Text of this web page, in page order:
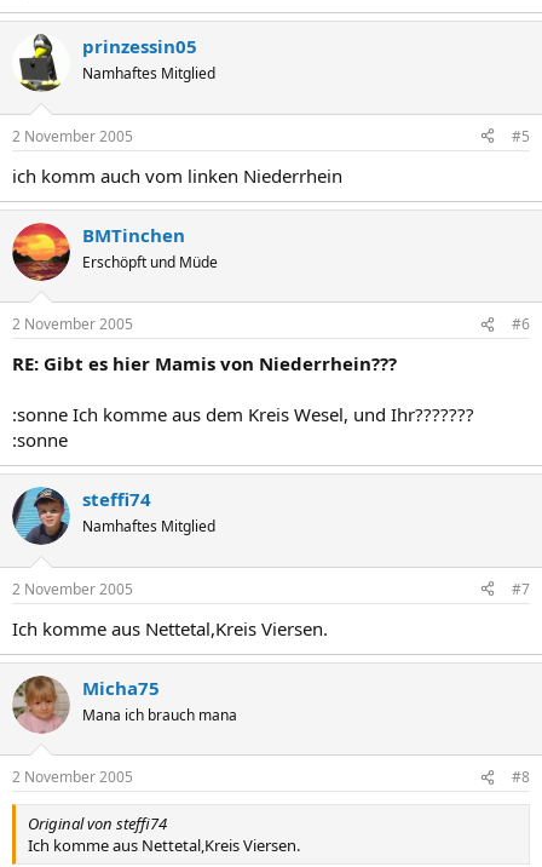
prinzessin05
Namhaftes Mitglied
2 November 2005 #5
ich komm auch vom linken Niederrhein
BMTinchen
Erschöpft und Müde
2 November 2005 #6
RE: Gibt es hier Mamis von Niederrhein???
:sonne Ich komme aus dem Kreis Wesel, und Ihr???????
:sonne
steffi74
Namhaftes Mitglied
2 November 2005 #7
Ich komme aus Nettetal,Kreis Viersen.
Micha75
Mana ich brauch mana
2 November 2005 #8
Original von steffi74
Ich komme aus Nettetal,Kreis Viersen.